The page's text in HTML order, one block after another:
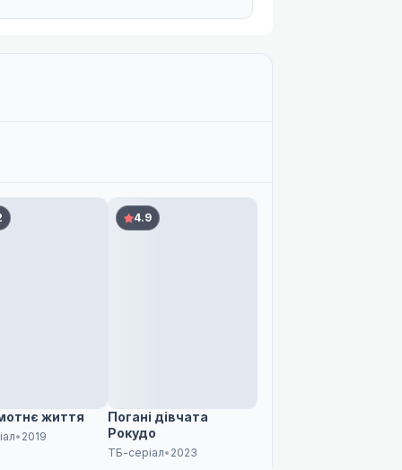
життя
• 2019
4.9
Погані дівчата
Рокудо
ТБ-серіал• 2023